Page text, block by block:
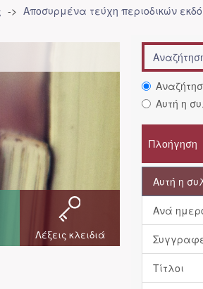
Αποσυρμένα τεύχη περιοδικών
Λέξεις κλειδιά
Αυτή η
Πλοήγηση
Αυτή η
Ανά
Τίτλοι